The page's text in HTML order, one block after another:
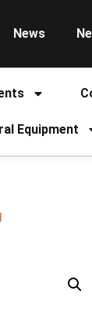
News
Equipment